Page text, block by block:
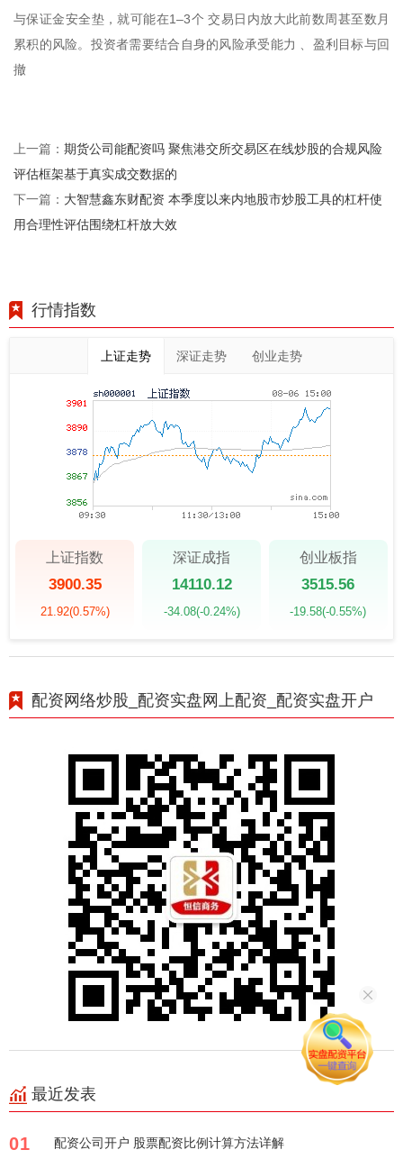
与保证金安全垫，就可能在1–3个 交易日内放大此前数周甚至数月
累积的风险。投资者需要结合自身的风险承受能力 、盈利目标与回
撤
上一篇： 期货公司能配资吗 聚焦港交所交易区在线炒股的合规风险
评估框架基于真实成交数据的
下一篇： 大智慧鑫东财配资 本季度以来内地股市炒股工具的杠杆使
用合理性评估围绕杠杆放大效
行情指数
上证走势 深证走势 创业走势
上证指数
3900.35
21.92(0.57%)
深证成指
14110.12
-34.08(-0.24%)
创业板指
3515.56
-19.58(-0.55%)
配资网络炒股_配资实盘网上配资_配资实盘开户
最近发表
01 配资公司开户 股票配资比例计算方法详解